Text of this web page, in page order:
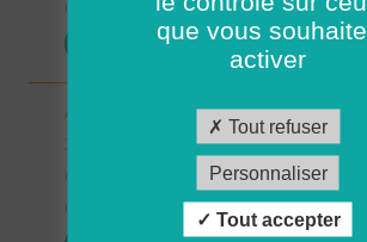
03/08/2026
POSTULER
Aide à domicile CASTRIES (H/F)
que vous
activer
Tout refuser
Personnaliser
Tout accepter